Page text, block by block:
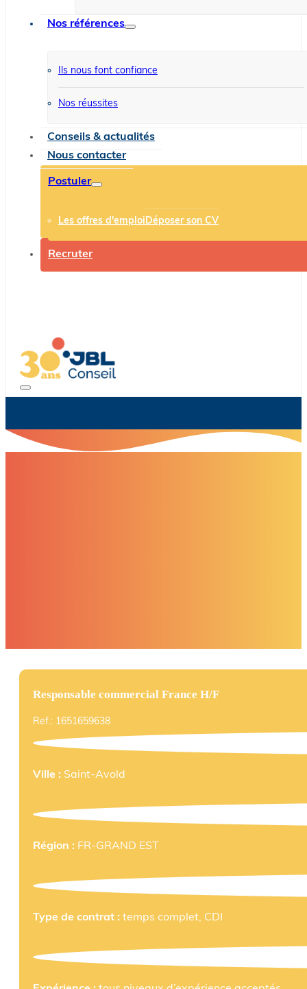
Nos références
Ils nous font confiance
Nos réussites
Conseils & actualités
Nous contacter
Postuler
Les offres d'emploiDéposer son CV
Recruter
Responsable commercial France H/F
Ref.: 1651659638
Ville : Saint-Avold
Région : FR-GRAND EST
Type de contrat : temps complet, CDI